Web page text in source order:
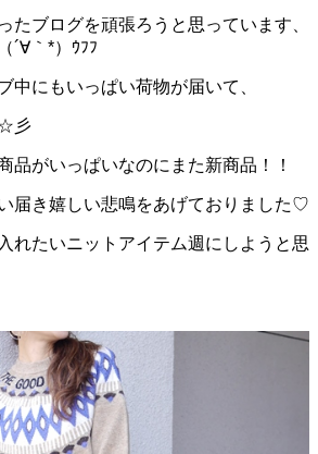
たブログを頑張ろうと思っています、
´∀｀*）ｳﾌﾌ
中にもいっぱい荷物が届いて、
彡
品がいっぱいなのにまた新商品！！
届き嬉しい悲鳴をあげておりました♡
れたいニットアイテム週にしようと思